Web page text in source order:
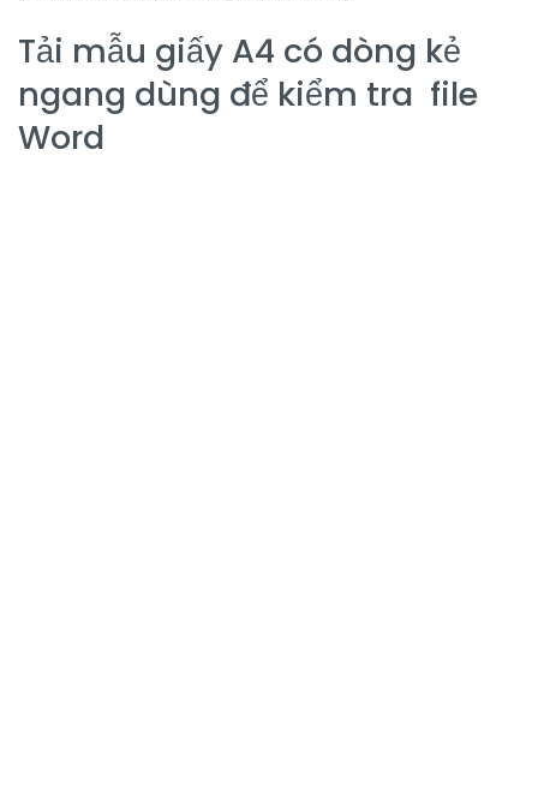
Tải mẫu giấy A4 có dòng kẻ
ngang dùng để kiểm tra file
Word